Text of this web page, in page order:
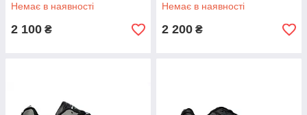
Немає в наявності
2 100 ₴
Немає в наявності
2 200 ₴